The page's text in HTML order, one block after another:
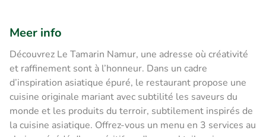
Meer info
Découvrez Le Tamarin Namur, une adresse où créativité
et raffinement sont à l’honneur. Dans un cadre
d’inspiration asiatique épuré, le restaurant propose une
cuisine originale mariant avec subtilité les saveurs du
monde et les produits du terroir, subtilement inspirés de
la cuisine asiatique. Offrez-vous un menu en 3 services au